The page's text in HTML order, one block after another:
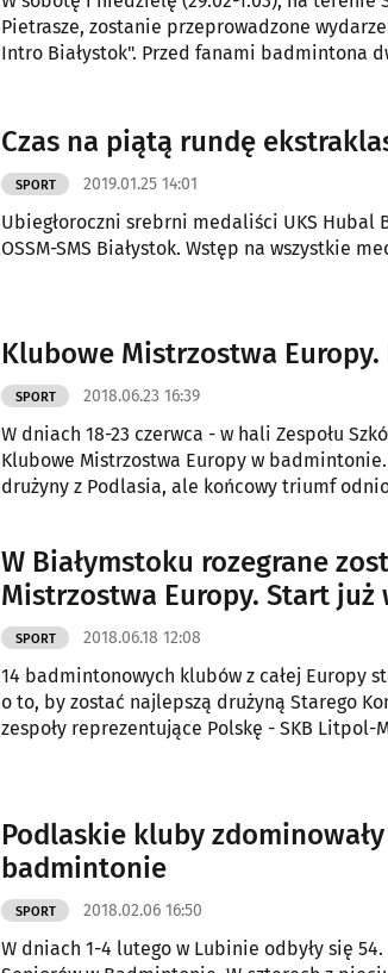
Pietrasze, zostanie przeprowadzone
Intro Białystok". Przed fanami badmintona
Czas na piątą rundę
SPORT 2019.01.25 14:01
Ubiegłoroczni srebrni medaliści UKS Hubal
OSSM-SMS Białystok. Wstęp na wszystkie
Klubowe Mistrzostwa
SPORT 2018.06.23 16:39
W dniach 18-23 czerwca - w hali Zespołu
Klubowe Mistrzostwa Europy w
drużyny z Podlasia, ale końcowy triumf
W Białymstoku rozegrane
Mistrzostwa Europy. Start już
SPORT 2018.06.18 12:08
14 badmintonowych klubów z całej Europy
o to, by zostać najlepszą drużyną Starego
zespoły reprezentujące Polskę - SKB Litpol-
Podlaskie kluby
badmintonie
SPORT 2018.02.06 16:50
W dniach 1-4 lutego w Lubinie odbyły się